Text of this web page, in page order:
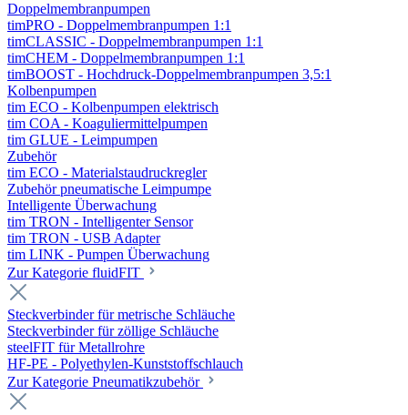
Doppelmembranpumpen
timPRO - Doppelmembranpumpen 1:1
timCLASSIC - Doppelmembranpumpen 1:1
timCHEM - Doppelmembranpumpen 1:1
timBOOST - Hochdruck-Doppelmembranpumpen 3,5:1
Kolbenpumpen
tim ECO - Kolbenpumpen elektrisch
tim COA - Koaguliermittelpumpen
tim GLUE - Leimpumpen
Zubehör
tim ECO - Materialstaudruckregler
Zubehör pneumatische Leimpumpe
Intelligente Überwachung
tim TRON - Intelligenter Sensor
tim TRON - USB Adapter
tim LINK - Pumpen Überwachung
Zur Kategorie fluidFIT
Steckverbinder für metrische Schläuche
Steckverbinder für zöllige Schläuche
steelFIT für Metallrohre
HF-PE - Polyethylen-Kunststoffschlauch
Zur Kategorie Pneumatikzubehör